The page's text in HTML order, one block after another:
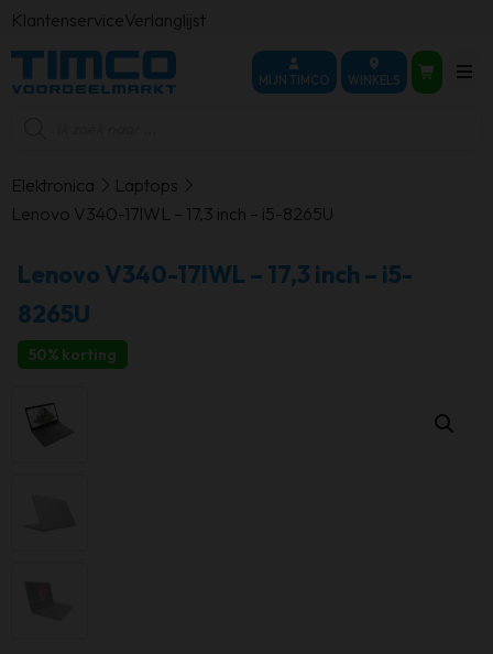
KlantenserviceVerlanglijst
MIJN TIMCO WINKELS
Elektronica
Laptops
Lenovo V340-17IWL – 17,3 inch – i5-8265U
Lenovo V340-17IWL – 17,3 inch – i5-
8265U
50% korting